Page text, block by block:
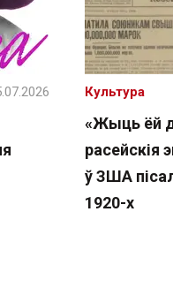
«Жыць ёй
расейскія
ў ЗША
1920-х
Культура